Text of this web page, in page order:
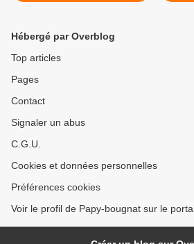
Hébergé par Overblog
Top articles
Pages
Contact
Signaler un abus
C.G.U.
Cookies et données personnelles
Préférences cookies
Voir le profil de Papy-bougnat sur le